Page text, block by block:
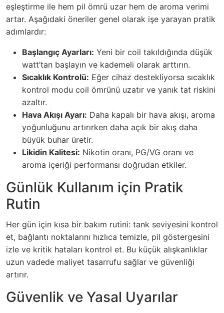
eşleştirme ile hem pil ömrü uzar hem de aroma verimi
artar. Aşağıdaki öneriler genel olarak işe yarayan pratik
adımlardır:
Başlangıç Ayarları: Yeni bir coil takıldığında düşük
watt’tan başlayın ve kademeli olarak arttırın.
Sıcaklık Kontrolü: Eğer cihaz destekliyorsa sıcaklık
kontrol modu coil ömrünü uzatır ve yanık tat riskini
azaltır.
Hava Akışı Ayarı: Daha kapalı bir hava akışı, aroma
yoğunluğunu artırırken daha açık bir akış daha
büyük buhar üretir.
Likidin Kalitesi: Nikotin oranı, PG/VG oranı ve
aroma içeriği performansı doğrudan etkiler.
Günlük Kullanım için Pratik
Rutin
Her gün için kısa bir bakım rutini: tank seviyesini kontrol
et, bağlantı noktalarını hızlıca temizle, pil göstergesini
izle ve kritik hataları kontrol et. Bu küçük alışkanlıklar
uzun vadede maliyet tasarrufu sağlar ve güvenliği
artırır.
Güvenlik ve Yasal Uyarılar